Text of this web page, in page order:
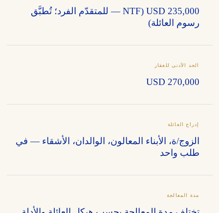
USD 235,000 (NTF — للمتقدّم الفرد؛ تُطبَّق
رسوم العائلة)
الحد الأدنى للعقار
USD 270,000
إدراج العائلة
الزوج/ة، الأبناء المعالون، الوالدان، الأشقاء — في
طلب واحد
مدة المعالجة